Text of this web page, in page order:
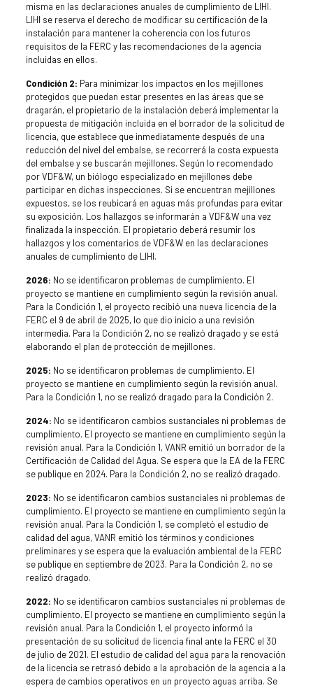
misma en las declaraciones anuales de cumplimiento de LIHI.
LIHI se reserva el derecho de modificar su certificación de la
instalación para mantener la coherencia con los futuros
requisitos de la FERC y las recomendaciones de la agencia
incluidas en ellos.
Condición 2: Para minimizar los impactos en los mejillones
protegidos que puedan estar presentes en las áreas que se
dragarán, el propietario de la instalación deberá implementar la
propuesta de mitigación incluida en el borrador de la solicitud de
licencia, que establece que inmediatamente después de una
reducción del nivel del embalse, se recorrerá la costa expuesta
del embalse y se buscarán mejillones. Según lo recomendado
por VDF&W, un biólogo especializado en mejillones debe
participar en dichas inspecciones. Si se encuentran mejillones
expuestos, se los reubicará en aguas más profundas para evitar
su exposición. Los hallazgos se informarán a VDF&W una vez
finalizada la inspección. El propietario deberá resumir los
hallazgos y los comentarios de VDF&W en las declaraciones
anuales de cumplimiento de LIHI.
2026: No se identificaron problemas de cumplimiento. El
proyecto se mantiene en cumplimiento según la revisión anual.
Para la Condición 1, el proyecto recibió una nueva licencia de la
FERC el 9 de abril de 2025, lo que dio inicio a una revisión
intermedia. Para la Condición 2, no se realizó dragado y se está
elaborando el plan de protección de mejillones.
2025: No se identificaron problemas de cumplimiento. El
proyecto se mantiene en cumplimiento según la revisión anual.
Para la Condición 1, no se realizó dragado para la Condición 2.
2024: No se identificaron cambios sustanciales ni problemas de
cumplimiento. El proyecto se mantiene en cumplimiento según la
revisión anual. Para la Condición 1, VANR emitió un borrador de la
Certificación de Calidad del Agua. Se espera que la EA de la FERC
se publique en 2024. Para la Condición 2, no se realizó dragado.
2023: No se identificaron cambios sustanciales ni problemas de
cumplimiento. El proyecto se mantiene en cumplimiento según la
revisión anual. Para la Condición 1, se completó el estudio de
calidad del agua, VANR emitió los términos y condiciones
preliminares y se espera que la evaluación ambiental de la FERC
se publique en septiembre de 2023. Para la Condición 2, no se
realizó dragado.
2022: No se identificaron cambios sustanciales ni problemas de
cumplimiento. El proyecto se mantiene en cumplimiento según la
revisión anual. Para la Condición 1, el proyecto informó la
presentación de su solicitud de licencia final ante la FERC el 30
de julio de 2021. El estudio de calidad del agua para la renovación
de la licencia se retrasó debido a la aprobación de la agencia a la
espera de cambios operativos en un proyecto aguas arriba. Se